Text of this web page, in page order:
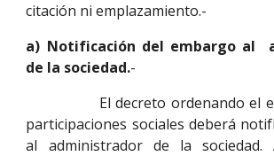
citación ni emplazamiento.-
a) Notificación del embargo al
de la sociedad.-
El decreto ordenando el
participaciones sociales deberá
al administrador de la